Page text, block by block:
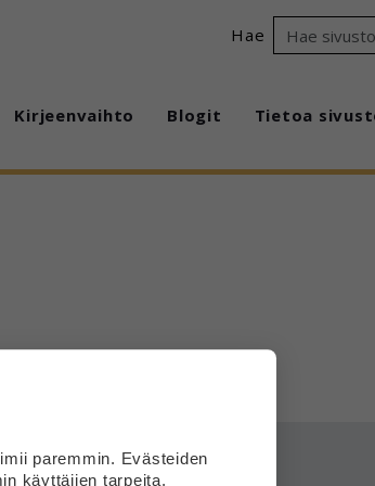
Hae
Kirjeenvaihto Blogit Tietoa
paremmin. Evästeiden
käyttäjien tarpeita.